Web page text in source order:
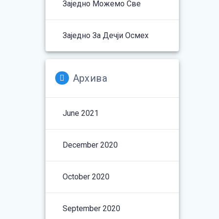
Заједно Можемо Све
Заједно За Дечји Осмех
Архива
June 2021
December 2020
October 2020
September 2020